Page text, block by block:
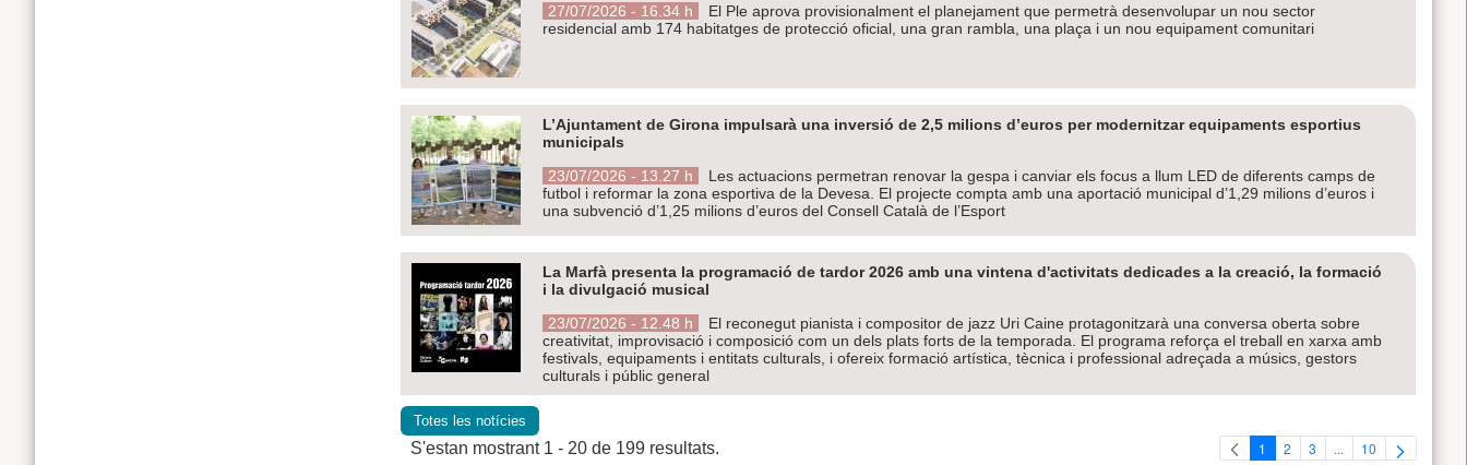
27/07/2026 - 16.34 h
El Ple aprova provisionalment el planejament que permetrà desenvolupar un nou sector
residencial amb 174 habitatges de protecció oficial, una gran rambla, una plaça i un nou equipament comunitari
L’Ajuntament de Girona impulsarà una inversió de 2,5 milions d’euros per modernitzar equipaments esportius
municipals
23/07/2026 - 13.27 h
Les actuacions permetran renovar la gespa i canviar els focus a llum LED de diferents camps de
futbol i reformar la zona esportiva de la Devesa. El projecte compta amb una aportació municipal d’1,29 milions d’euros i
una subvenció d’1,25 milions d’euros del Consell Català de l’Esport
La Marfà presenta la programació de tardor 2026 amb una vintena d'activitats dedicades a la creació, la formació
i la divulgació musical
23/07/2026 - 12.48 h
El reconegut pianista i compositor de jazz Uri Caine protagonitzarà una conversa oberta sobre
creativitat, improvisació i composició com un dels plats forts de la temporada. El programa reforça el treball en xarxa amb
festivals, equipaments i entitats culturals, i ofereix formació artística, tècnica i professional adreçada a músics, gestors
culturals i públic general
Totes les notícies
S'estan mostrant 1 - 20 de 199 resultats. Pàgina
1 Pàgina
2 Pàgina
3 ...Pàgines intermèdies
Pàgina
10